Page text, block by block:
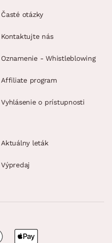
Časté otázky
Kontaktujte nás
Oznamenie - Whistleblowing
Affiliate program
Vyhlásenie o prístupnosti
Aktuálny leták
Výpredaj